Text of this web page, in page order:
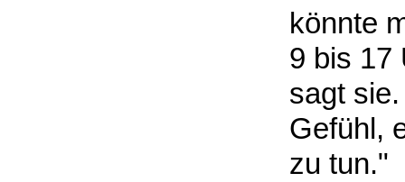
könnte
9 bis 17
sagt
Gefühl,
zu tun."